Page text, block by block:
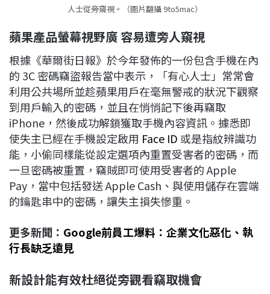
人士從旁窺視。（圖片翻攝 9to5mac）
蘋果產品螢幕視野廣 容易遭旁人窺視
根據《華爾街日報》於今年發佈的一份包含手機在內
的 3C 密碼竊盜報告當中表示，「有心人士」常常會
利用公共場所並趁蘋果用戶在毫無警戒的狀況下觀察
到用戶輸入的密碼，並且在悄悄記下後再竊取
iPhone，然後成功解鎖獲取手機內容資訊。據悉即
使失主已經在手機設定啟用 Face ID 或是指紋辨識功
能，小偷同樣能從設定選項內重置受害者的密碼，而
一旦密碼被重置，竊賊即可使用受害者的 Apple
Pay，當中包括發送 Apple Cash、與使用儲存在雲端
的鑰匙串中的密碼，讓失主損失慘重。
更多新聞： Google前員工爆料：企業文化惡化、執
行長缺乏遠見
新設計能有效杜絕從旁觀看竊取機會